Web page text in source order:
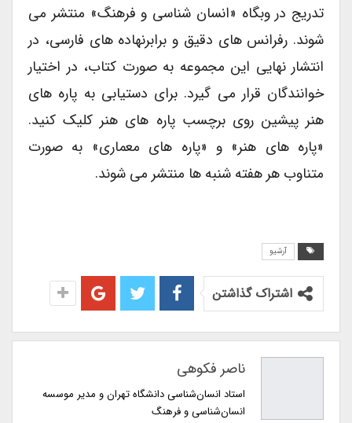
تدریج در وبگاه «انسان شناسی و فرهنگ» منتشر می
شوند. رفرانس های دقیق و برابرنهاده های فارسی، در
انتشار نهایی این مجموعه به صورت کتاب، در اختیار
خوانندگان قرار می گیرد. برای دستیابی به پاره های
هنر پیشین روی برچسب پاره های هنر کلیک کنید.
«پاره های هنر» و «پاره های معماری» به صورت
متناوب هر هفته شنبه ها منتشر می شوند.
آرشیو
اشتراک گذاشتن
ناصر فکوهی
استاد انسان‌شناسی دانشگاه تهران و مدیر موسسه
انسان‌شناسی و فرهنگ